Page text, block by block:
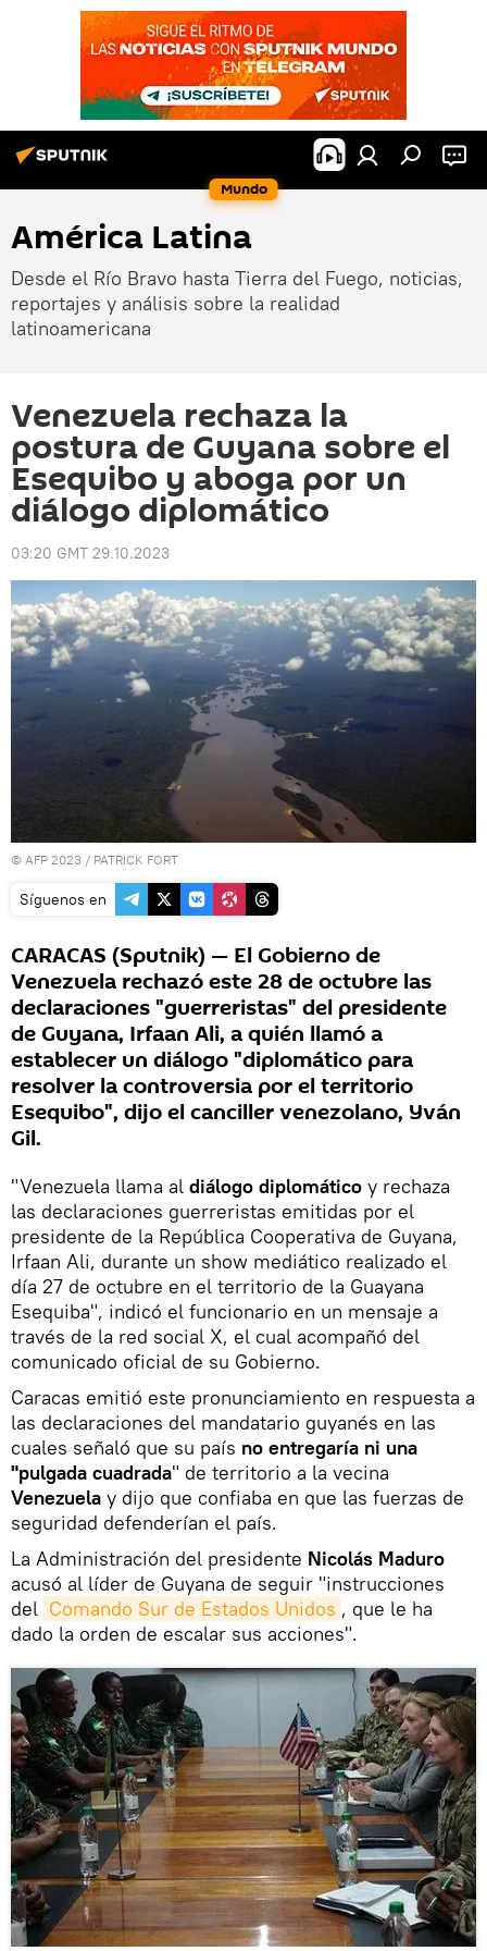
Mundo
América Latina
Desde el Río Bravo hasta Tierra del Fuego, noticias,
reportajes y análisis sobre la realidad
latinoamericana
Venezuela rechaza la
postura de Guyana sobre el
Esequibo y aboga por un
diálogo diplomático
03:20 GMT 29.10.2023
© AFP 2023 / PATRICK FORT
Síguenos en
CARACAS (Sputnik) — El Gobierno de
Venezuela rechazó este 28 de octubre las
declaraciones "guerreristas" del presidente
de Guyana, Irfaan Ali, a quién llamó a
establecer un diálogo "diplomático para
resolver la controversia por el territorio
Esequibo", dijo el canciller venezolano, Yván
Gil.
"Venezuela llama al diálogo diplomático y rechaza
las declaraciones guerreristas emitidas por el
presidente de la República Cooperativa de Guyana,
Irfaan Ali, durante un show mediático realizado el
día 27 de octubre en el territorio de la Guayana
Esequiba", indicó el funcionario en un mensaje a
través de la red social X, el cual acompañó del
comunicado oficial de su Gobierno.
Caracas emitió este pronunciamiento en respuesta a
las declaraciones del mandatario guyanés en las
cuales señaló que su país no entregaría ni una
"pulgada cuadrada" de territorio a la vecina
Venezuela y dijo que confiaba en que las fuerzas de
seguridad defenderían el país.
La Administración del presidente Nicolás Maduro
acusó al líder de Guyana de seguir "instrucciones
del Comando Sur de Estados Unidos , que le ha
dado la orden de escalar sus acciones".